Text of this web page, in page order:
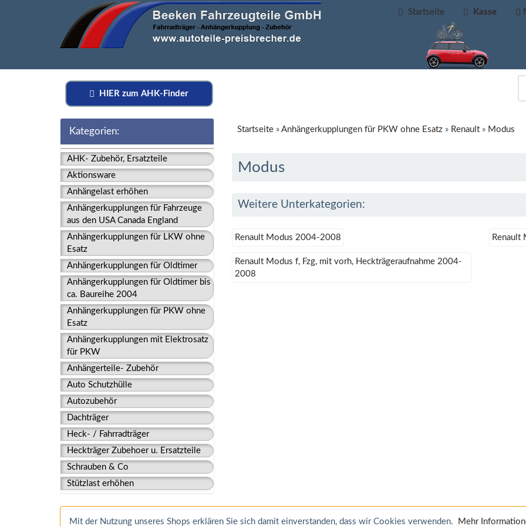
Startseite Kasse
HIER zum AHK-Finder
Kategorien:
AHK- Zubehör, Ersatzteile
Aktionsware
Anhängelast erhöhen
Anhängerkupplungen für Fahrzeuge
aus den USA Canada England
Anhängerkupplungen für LKW ohne
Esatz
Anhängerkupplungen für Oldtimer
Anhängerkupplungen für Oldtimer bis
ca. Baureihe 2004
Anhängerkupplungen für PKW ohne
Esatz
Anhängerkupplungen mit Elektrosatz
für PKW
Anhängerteile- Zubehör
Auto Schutzhülle
Autozubehör
Dachträger
Heck- / Fahrradträger
Heckträger Zubehoer u. Ersatzteile
Schrauben & Co
Stützlast erhöhen
Startseite» Anhängerkupplungen für PKW ohne Esatz» Renault» Modus
Modus
Weitere Unterkategorien:
Renault Modus 2004-2008 Renault
Renault Modus f, Fzg, mit vorh, Heckträgeraufnahme 2004-
2008
Mit der Nutzung unseres Shops erklären Sie sich damit einverstanden, dass wir Cookies verwenden. Mehr